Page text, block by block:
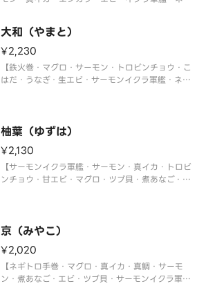
〈本マグロ中トロ使用〉
大和（やまと）
¥2,230
【鉄火巻・マグロ・サーモン・トロビンチョウ・こ
はだ・うなぎ・生エビ・サーモンイクラ軍艦・ネギ
柚葉（ゆずは）
¥2,130
【サーモンイクラ軍艦・サーモン・真イカ・トロビ
ンチョウ・甘エビ・マグロ・ツブ貝・煮あなご・ネ
京（みやこ）
¥2,020
【ネギトロ手巻・マグロ・真イカ・真鯛・サーモ
ン・煮あなご・エビ・ツブ貝・サーモンイクラ軍